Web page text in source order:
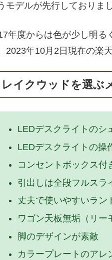
モデルが先行しておりまし
年度からは色が少し明る
2023年10月2日現在の楽
レイクウッドを選ぶ
LEDデスクライトのシ
LEDデスクライトの操
コンセントボックス付
引出しは全段フルスラ
丈夫で使いやすいラン
ワゴン天板無垢（リー
脚のデザインが素敵
カラープレートのアレ